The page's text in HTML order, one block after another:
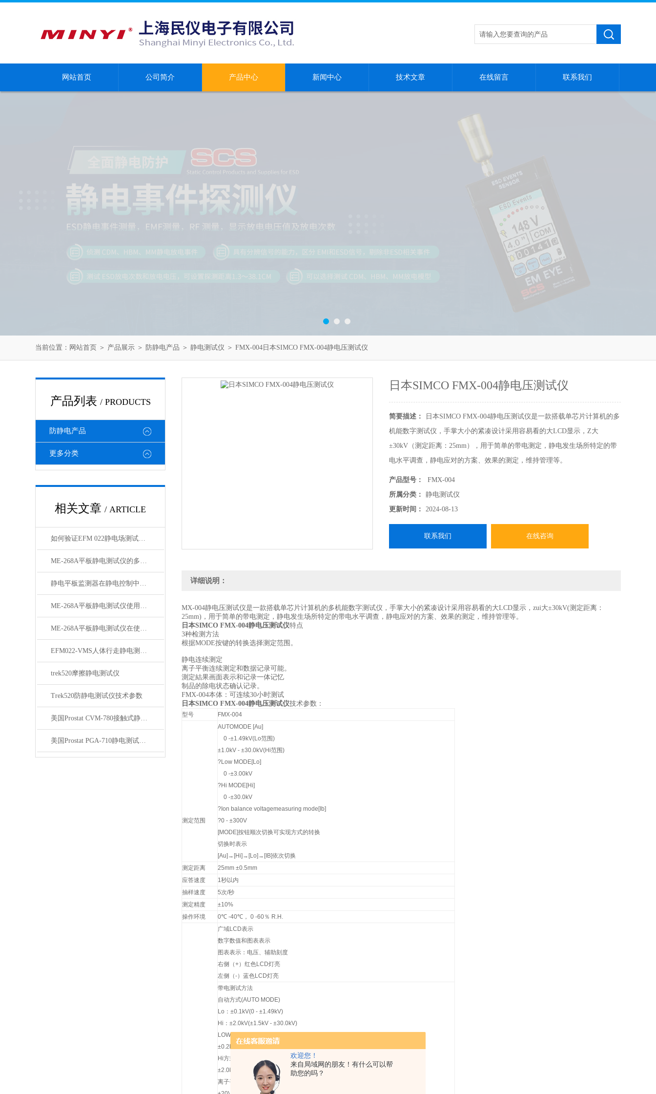
欢迎您！
来自局域网的朋友！有什么可以帮
助您的吗？
网站首页 公司简介 产品中心 新闻中心 技术文章 在线留言 联系我们
当前位置： 网站首页 ＞ 产品展示 ＞ 防静电产品 ＞ 静电测试仪 ＞ FMX-004日本SIMCO FMX-004静电压测试仪
产品列表 / PRODUCTS
防静电产品
更多分类
相关文章 / ARTICLE
如何验证EFM 022静电场测试仪精准“看见”静电？
ME-268A平板静电测试仪的多维度静电分析实现机制
静电平板监测器在静电控制中的应用与重要性
ME-268A平板静电测试仪使用时需要注意的事项
ME-268A平板静电测试仪在使用时需要注意点什么？
EFM022-VMS人体行走静电测试仪维修
trek520摩擦静电测试仪
Trek520防静电测试仪技术参数
美国Prostat CVM-780接触式静电测试仪技术参数
美国Prostat PGA-710静电测试仪技术参数
日本SIMCO FMX-004静电压测试仪
简要描述：
日本SIMCO FMX-004静电压测试仪是一款搭载单芯片计算机的多
机能数字测试仪，手掌大小的紧凑设计采用容易看的大LCD显示，Z大
±30kV（测定距离：25mm），用于简单的带电测定，静电发生场所特定的带
电水平调查，静电应对的方案、效果的测定，维持管理等。
产品型号：
FMX-004
所属分类：
静电测试仪
更新时间：
2024-08-13
联系我们 在线咨询
详细说明：
MX-004静电压测试仪是一款搭载单芯片计算机的多机能数字测试仪，手掌大小的紧凑设计采用容易看的大LCD显示，zui大±30kV(测定距离：
25mm)，用于简单的带电测定，静电发生场所特定的带电水平调查，静电应对的方案、效果的测定，维持管理等。
日本SIMCO FMX-004静电压测试仪特点
3种检测方法
根据MODE按键的转换选择测定范围。
静电连续测定
离子平衡连续测定和数据记录可能。
測定結果画面表示和记录一体记忆
制品的除电状态确认记录。
FMX-004本体：可连续30小时测试
日本SIMCO FMX-004静电压测试仪技术参数：
型号 FMX-004
测定范围
AUTOMODE [Au]
0 -±1.49kV(Lo范围)
±1.0kV - ±30.0kV(Hi范围)
?Low MODE[Lo]
0 -±3.00kV
?Hi MODE[Hi]
0 -±30.0kV
?Ion balance voltagemeasuring mode[Ib]
?0 - ±300V
[MODE]按钮顺次切换可实现方式的转换
切换时表示
[Au]→[Hi]→[Lo]→[IB]依次切换
测定距离
25mm ±0.5mm
应答速度
1秒以内
抽样速度
5次/秒
测定精度
±10%
操作环境
0℃ -40℃， 0 -60％ R.H.
广域LCD表示
数字数值和图表表示
图表表示：电压、辅助刻度
右侧（+）红色LCD灯亮
左侧（-）蓝色LCD灯亮
带电测试方法
自动方式(AUTO MODE)
Lo：±0.1kV(0 - ±1.49kV)
Hi：±2.0kV(±1.5kV - ±30.0kV)
LOW方式(LowMODE)
±0.2kV
Hi方式(HI MODE)
±2.0kV
离子平衡方式(Ionbalance ismeasured)